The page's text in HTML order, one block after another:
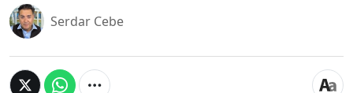
Serdar Cebe